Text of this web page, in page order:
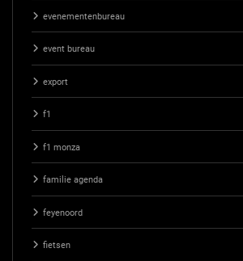
evenementenbureau
event bureau
export
f1
f1 monza
familie agenda
feyenoord
fietsen